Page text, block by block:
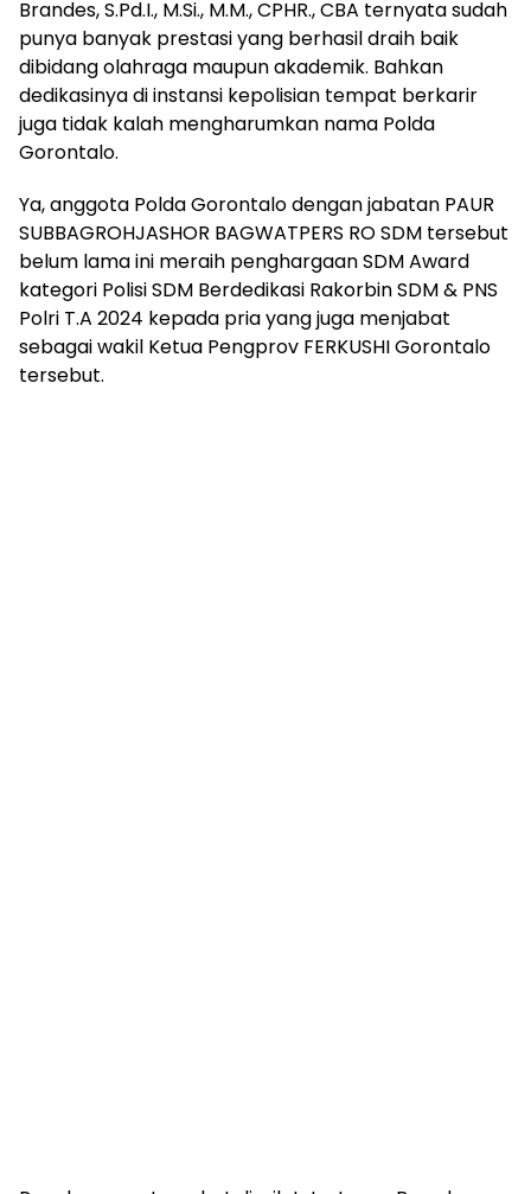
Brandes, S.Pd.I., M.Si., M.M., CPHR., CBA ternyata sudah
punya banyak prestasi yang berhasil draih baik
dibidang olahraga maupun akademik. Bahkan
dedikasinya di instansi kepolisian tempat berkarir
juga tidak kalah mengharumkan nama Polda
Gorontalo.
Ya, anggota Polda Gorontalo dengan jabatan PAUR
SUBBAGROHJASHOR BAGWATPERS RO SDM tersebut
belum lama ini meraih penghargaan SDM Award
kategori Polisi SDM Berdedikasi Rakorbin SDM & PNS
Polri T.A 2024 kepada pria yang juga menjabat
sebagai wakil Ketua Pengprov FERKUSHI Gorontalo
tersebut.